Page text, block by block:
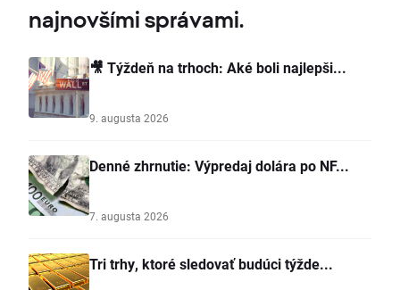
najnovšími správami.
🎥 Týždeň na trhoch: Aké boli najlepši...
9. augusta 2026
Denné zhrnutie: Výpredaj dolára po NF...
7. augusta 2026
Tri trhy, ktoré sledovať budúci týžde...